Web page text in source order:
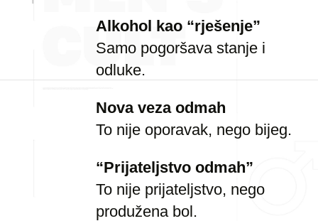
Alkohol kao “rješenje”
Samo pogoršava stanje i
odluke.
Nova veza odmah
To nije oporavak, nego bijeg.
“Prijateljstvo odmah”
To nije prijateljstvo, nego
produžena bol.